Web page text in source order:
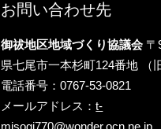
お問い合わせ先
御祓地区地域づくり協議会 〒
県七尾市一本杉町124番地 （
電話番号：0767-53-0821
メールアドレス：t-